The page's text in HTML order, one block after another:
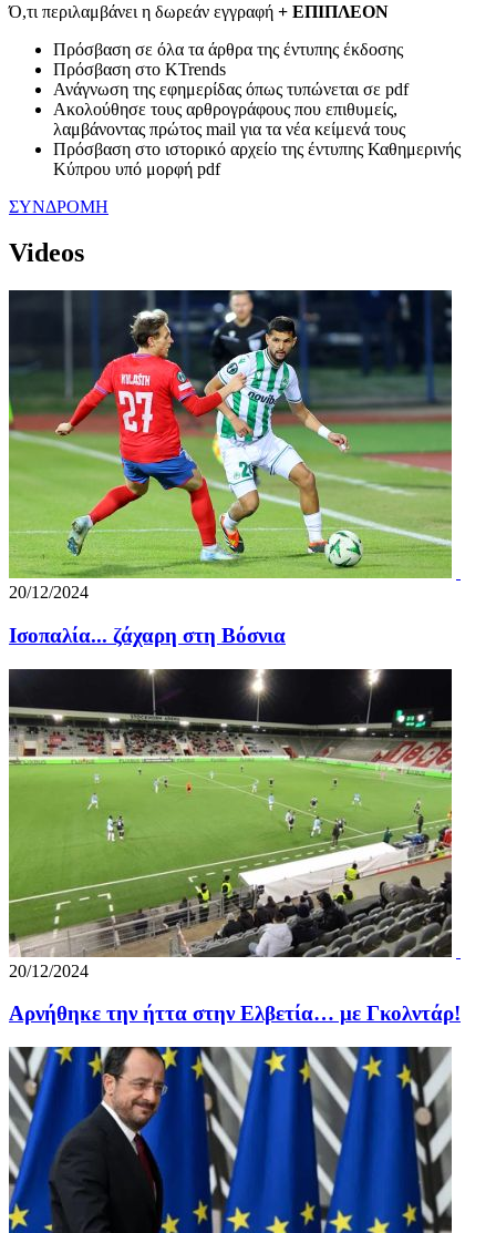
Ό,τι περιλαμβάνει η δωρεάν εγγραφή + ΕΠΙΠΛΕΟΝ
Πρόσβαση σε όλα τα άρθρα της έντυπης έκδοσης
Πρόσβαση στο KTrends
Ανάγνωση της εφημερίδας όπως τυπώνεται σε pdf
Ακολούθησε τους αρθρογράφους που επιθυμείς,
λαμβάνοντας πρώτος mail για τα νέα κείμενά τους
Πρόσβαση στο ιστορικό αρχείο της έντυπης Καθημερινής
Κύπρου υπό μορφή pdf
ΣΥΝΔΡΟΜΗ
Videos
20/12/2024
Ισοπαλία... ζάχαρη στη Βόσνια
20/12/2024
Αρνήθηκε την ήττα στην Ελβετία… με Γκολντάρ!